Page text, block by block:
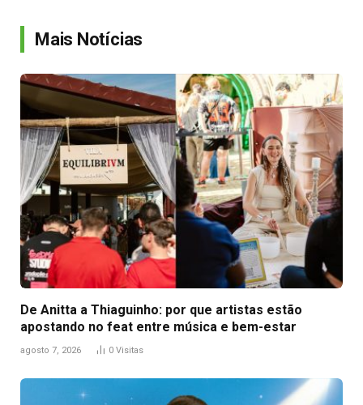
Mais Notícias
De Anitta a Thiaguinho: por que artistas estão
apostando no feat entre música e bem-estar
agosto 7, 2026 0 Visitas